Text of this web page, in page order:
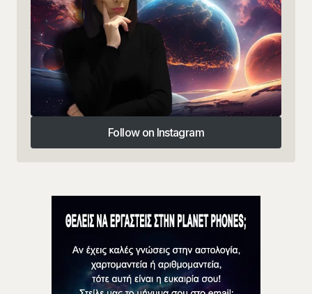
Follow on Instagram
Follow on Instagram